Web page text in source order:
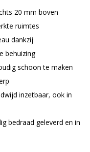
20 mm boven
ruimtes
dankzij
behuizing
schoon te maken
inzetbaar, ook in
bedraad geleverd en in